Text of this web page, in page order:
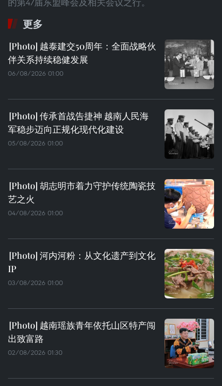
更多
越泰建交50周年：全面战略伙
伴关系持续稳健发展
06/08/2026 01:00
传承首战告捷神 越南人民海
军稳步迈向正规化现代化建设
05/08/2026 01:00
胡志明市着力守护传统陶瓷技
艺之火
04/08/2026 01:00
河内河粉：从文化遗产到文化
IP
03/08/2026 01:00
越南瑶族青年依托山区特产闯
出致富路
02/08/2026 01:30